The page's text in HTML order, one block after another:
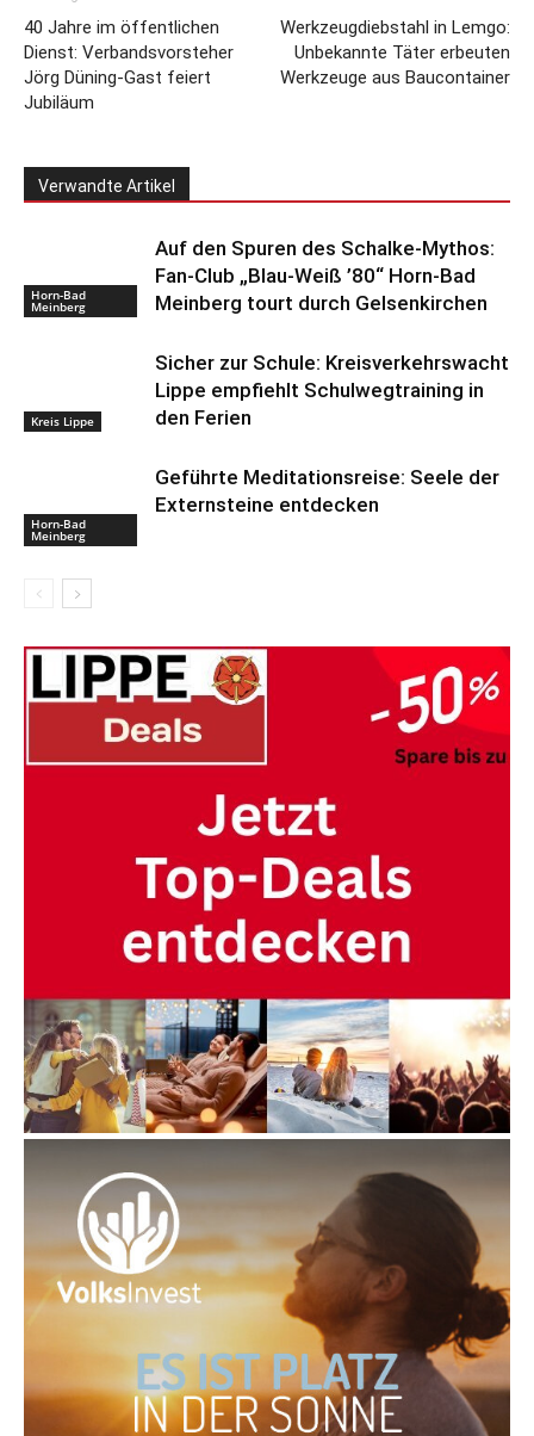
40 Jahre im öffentlichen
Dienst: Verbandsvorsteher
Jörg Düning-Gast feiert
Jubiläum
Werkzeugdiebstahl in Lemgo:
Unbekannte Täter erbeuten
Werkzeuge aus Baucontainer
Verwandte Artikel
Horn-Bad
Meinberg
Auf den Spuren des Schalke-Mythos:
Fan-Club „Blau-Weiß ’80“ Horn-Bad
Meinberg tourt durch Gelsenkirchen
Kreis Lippe
Sicher zur Schule: Kreisverkehrswacht
Lippe empfiehlt Schulwegtraining in
den Ferien
Horn-Bad
Meinberg
Geführte Meditationsreise: Seele der
Externsteine entdecken